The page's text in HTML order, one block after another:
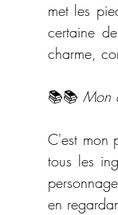
met les
certaine
charme,
📚📚 Mon
C'est mon
tous les
en